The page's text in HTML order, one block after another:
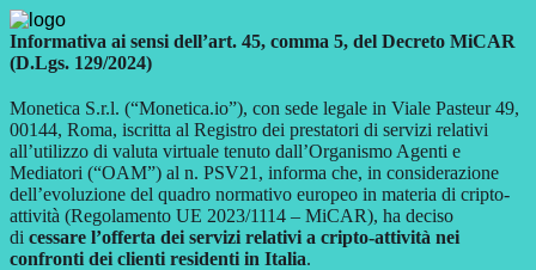
Informativa ai sensi dell’art. 45, comma 5, del Decreto MiCAR
(D.Lgs. 129/2024)
Monetica S.r.l. (“Monetica.io”), con sede legale in Viale Pasteur 49,
00144, Roma, iscritta al Registro dei prestatori di servizi relativi
all’utilizzo di valuta virtuale tenuto dall’Organismo Agenti e
Mediatori (“OAM”) al n. PSV21, informa che, in considerazione
dell’evoluzione del quadro normativo europeo in materia di cripto-
attività (Regolamento UE 2023/1114 – MiCAR), ha deciso
di cessare l’offerta dei servizi relativi a cripto-attività nei
confronti dei clienti residenti in Italia.